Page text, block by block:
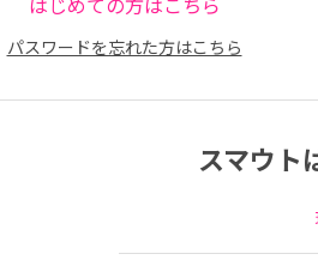
パスワードを忘れた方はこちら
スマウト